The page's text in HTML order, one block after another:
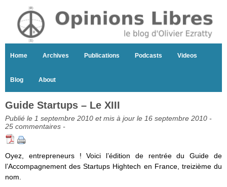
Home Archives Publications Podcasts Videos
Blog About
Guide Startups – Le XIII
Publié le 1 septembre 2010 et mis à jour le 16 septembre 2010 -
25 commentaires -
Oyez, entrepreneurs ! Voici l’édition de rentrée du Guide de
l’Accompagnement des Startups Hightech en France, treizième du
nom.